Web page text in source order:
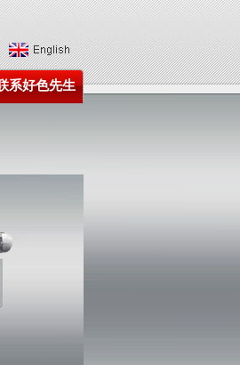
系好色先生